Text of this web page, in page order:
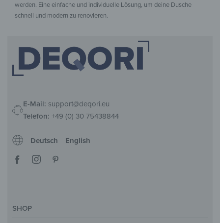
werden. Eine einfache und individuelle Lösung, um deine Dusche
schnell und modern zu renovieren.
E-Mail: support@deqori.eu
Telefon: +49 (0) 30 75438844
Deutsch English
SHOP